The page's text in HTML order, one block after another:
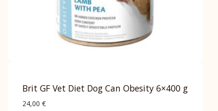
Brit GF Vet Diet Dog Can Obesity 6×400 g
24,00 €